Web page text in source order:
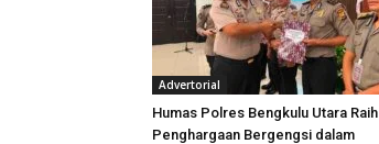
Advertorial
Humas Polres Bengkulu Utara Raih
Penghargaan Bergengsi dalam